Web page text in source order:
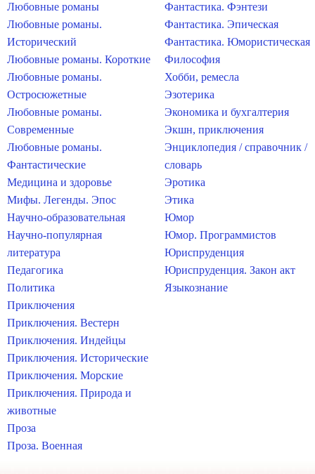
Любовные романы
Любовные романы.
Исторический
Любовные романы. Короткие
Любовные романы.
Остросюжетные
Любовные романы.
Современные
Любовные романы.
Фантастические
Медицина и здоровье
Мифы. Легенды. Эпос
Научно-образовательная
Научно-популярная
литература
Педагогика
Политика
Приключения
Приключения. Вестерн
Приключения. Индейцы
Приключения. Исторические
Приключения. Морские
Приключения. Природа и
животные
Проза
Проза. Военная
Фантастика. Фэнтези
Фантастика. Эпическая
Фантастика. Юмористическая
Философия
Хобби, ремесла
Эзотерика
Экономика и бухгалтерия
Экшн, приключения
Энциклопедия / справочник /
словарь
Эротика
Этика
Юмор
Юмор. Программистов
Юриспруденция
Юриспруденция. Закон акт
Языкознание